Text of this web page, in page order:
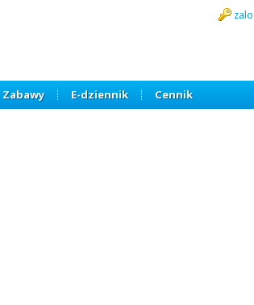
Zabawy E-dziennik Cennik